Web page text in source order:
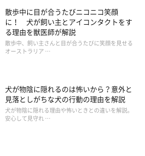
で愛犬と添い寝する際の注
意点4つ
散歩中に目が合うたびニコニコ笑顔
に！ 犬が飼い主とアイコンタクトをす
る理由を獣医師が解説
散歩中、飼い主さんと目が合うたびに笑顔を見せる
オーストラリア …
犬が物陰に隠れるのは怖いから？意外と
見落としがちな犬の行動の理由を解説
犬が物陰に隠れる理由や怖いときとの違いを解説。
安心して見守れ …